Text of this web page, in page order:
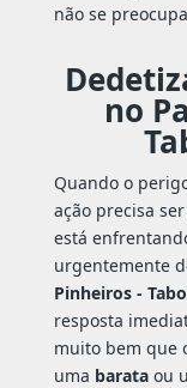
não se
no
Quando o
ação precisa
está
urgentemente
Pinheiros -
resposta
muito bem que
uma barataou